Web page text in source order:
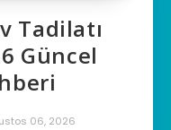
Tadilatı
Güncel
06, 2026